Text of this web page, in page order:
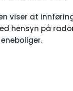
viser at
hensyn på